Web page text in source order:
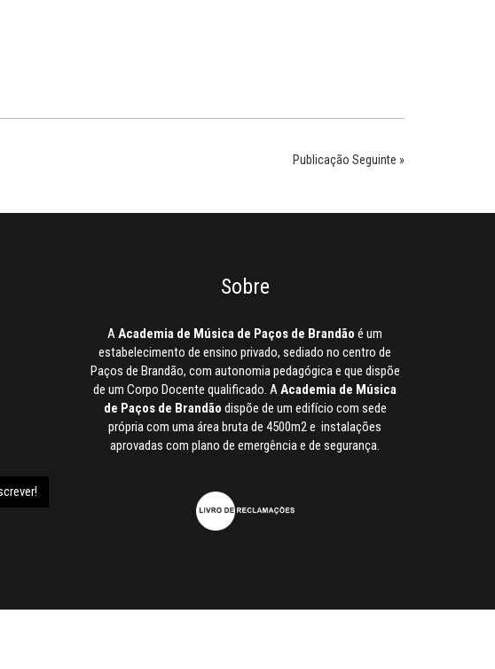
Publicação Seguinte »
Sobre
AAcademia de Música de Paços de Brandão é um
estabelecimento de ensino privado, sediado no centro de
Paços de Brandão, com autonomia pedagógica e que dispõe
de um Corpo Docente qualificado. AAcademia de Música
de Paços de Brandão dispõe de um edifício com sede
própria com uma área bruta de 4500m2 e instalações
aprovadas com plano de emergência e de segurança.